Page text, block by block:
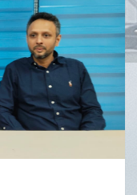
PAMP’s
India’s 80th